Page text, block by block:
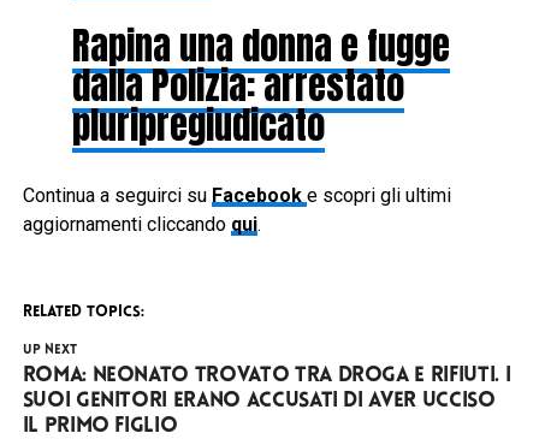
Rapina una donna e fugge
dalla Polizia: arrestato
pluripregiudicato
Continua a seguirci su Facebook e scopri gli ultimi
aggiornamenti cliccando qui.
RELATED TOPICS:
UP NEXT
Roma: neonato trovato tra droga e rifiuti. I
suoi genitori erano accusati di aver ucciso
il primo figlio